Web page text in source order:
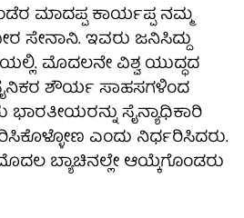
ಮಾದಪ್ಪ ಕಾರ್ಯಪ್ಪ ನಮ್ಮ
ಸೇನಾನಿ. ಇವರು ಜನಿಸಿದ್ದು
ಮೊದಲನೇ ವಿಶ್ವ ಯುದ್ಧದ
ಶೌರ್ಯ ಸಾಹಸಗಳಿಂದ
ಸೈನ್ಯಾಧಿಕಾರಿ
ಎಂದು ನಿರ್ಧರಿಸಿದರು.
ಬ್ಯಾಚಿನಲ್ಲೇ ಆಯ್ಕೆಗೊಂಡರು